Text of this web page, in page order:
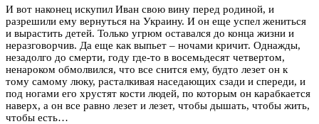
И вот наконец искупил Иван свою вину перед родиной, и
разрешили ему вернуться на Украину. И он еще успел жениться
и вырастить детей. Только угрюм оставался до конца жизни и
неразговорчив. Да еще как выпьет – ночами кричит. Однажды,
незадолго до смерти, году где-то в восемьдесят четвертом,
ненароком обмолвился, что все снится ему, будто лезет он к
тому самому люку, расталкивая наседающих сзади и спереди, и
под ногами его хрустят кости людей, по которым он карабкается
наверх, а он все равно лезет и лезет, чтобы дышать, чтобы жить,
чтобы есть…